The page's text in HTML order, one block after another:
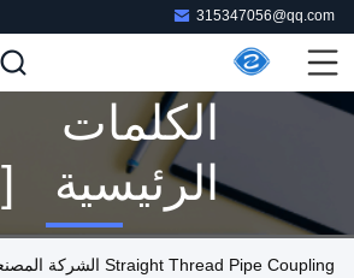
315347056@qq.com
الكلمات
الرئيسية [
Straight
Straight Thread Pipe Coupling الشركة المصنعة عبر الإنترنت